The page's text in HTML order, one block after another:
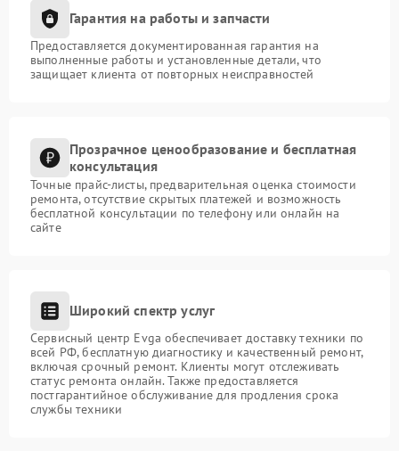
Гарантия на работы и запчасти
Предоставляется документированная гарантия на
выполненные работы и установленные детали, что
защищает клиента от повторных неисправностей
Прозрачное ценообразование и бесплатная
консультация
Точные прайс-листы, предварительная оценка стоимости
ремонта, отсутствие скрытых платежей и возможность
бесплатной консультации по телефону или онлайн на
сайте
Широкий спектр услуг
Сервисный центр Evga обеспечивает доставку техники по
всей РФ, бесплатную диагностику и качественный ремонт,
включая срочный ремонт. Клиенты могут отслеживать
статус ремонта онлайн. Также предоставляется
постгарантийное обслуживание для продления срока
службы техники